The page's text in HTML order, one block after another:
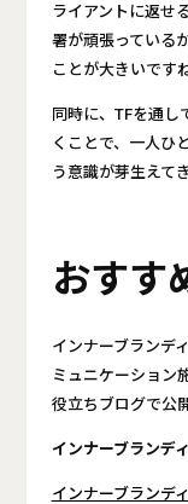
ライアントに返せ
署が頑張っている
ことが大きいですね
同時に、TFを通し
くことで、一人ひ
う意識が芽生えて
おすす
インナーブランデ
ミュニケーション
役立ちブログで公
インナーブランデ
インナーブランデ